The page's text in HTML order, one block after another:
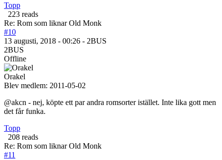
Topp
223 reads
Re: Rom som liknar Old Monk
#10
13 augusti, 2018 - 00:26 - 2BUS
2BUS
Offline
Orakel
Blev medlem: 2011-05-02
@akcn - nej, köpte ett par andra romsorter istället. Inte lika gott men
det får funka.
Topp
208 reads
Re: Rom som liknar Old Monk
#11